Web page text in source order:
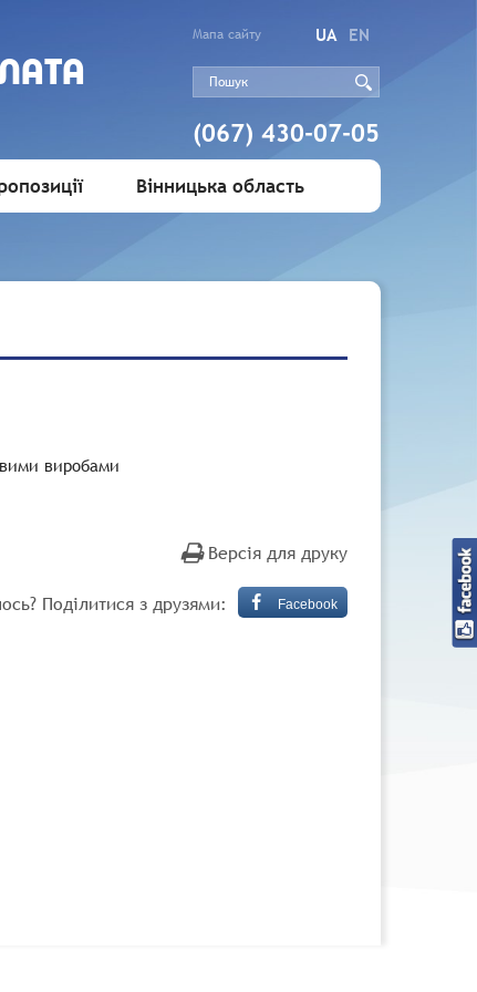
Мапа сайту UA EN
(067) 430-07-05
Вінницька область
виробами
Версія для друку
Поділитися з друзями: Facebook